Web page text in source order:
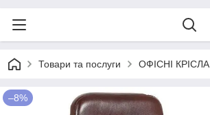
Товари та послуги ОФІСНІ КРІСЛА
–8%